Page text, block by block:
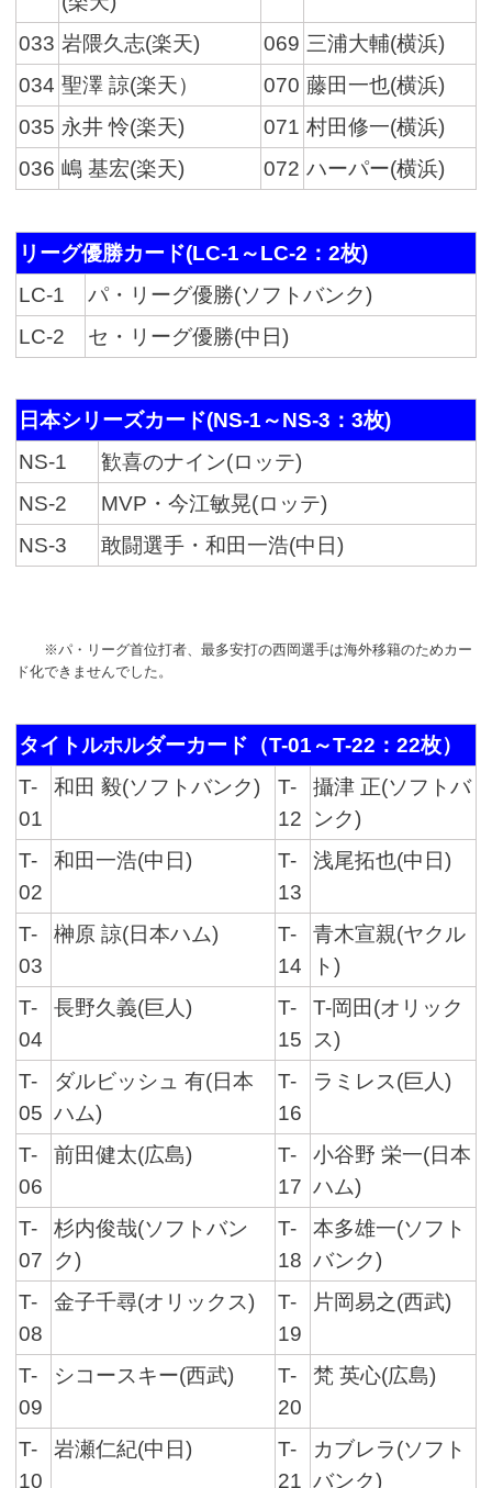
033 岩隈久志(楽天) 069 三浦大輔(横浜)
034 聖澤 諒(楽天） 070 藤田一也(横浜)
035 永井 怜(楽天) 071 村田修一(横浜)
036 嶋 基宏(楽天) 072 ハーパー(横浜)
リーグ優勝カード(LC-1～LC-2：2枚)
LC-1
パ・リーグ優勝(ソフトバンク)
LC-2
セ・リーグ優勝(中日)
日本シリーズカード(NS-1～NS-3：3枚)
NS-1
歓喜のナイン(ロッテ)
NS-2
MVP・今江敏晃(ロッテ)
NS-3
敢闘選手・和田一浩(中日)
※パ・リーグ首位打者、最多安打の西岡選手は海外移籍のためカー
ド化できませんでした。
タイトルホルダーカード（T-01～T-22：22枚）
T-
01
和田 毅(ソフトバンク)
T-
12
攝津 正(ソフトバ
ンク)
T-
02
和田一浩(中日)
T-
13
浅尾拓也(中日)
T-
03
榊原 諒(日本ハム)
T-
14
青木宣親(ヤクル
ト)
T-
04
長野久義(巨人)
T-
15
T-岡田(オリック
ス)
T-
05
ダルビッシュ 有(日本
ハム)
T-
16
ラミレス(巨人)
T-
06
前田健太(広島)
T-
17
小谷野 栄一(日本
ハム)
T-
07
杉内俊哉(ソフトバン
ク)
T-
18
本多雄一(ソフト
バンク)
T-
08
金子千尋(オリックス)
T-
19
片岡易之(西武)
T-
09
シコースキー(西武)
T-
20
梵 英心(広島)
T-
10
岩瀬仁紀(中日)
T-
21
カブレラ(ソフト
バンク)